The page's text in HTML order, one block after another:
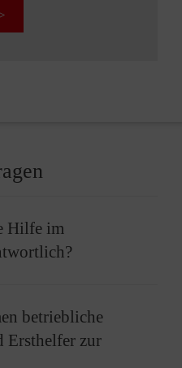
Hilfe im
Verantwortung für
Hilfe beim
die Einrichtung
betriebliche
Ersthelfer zur